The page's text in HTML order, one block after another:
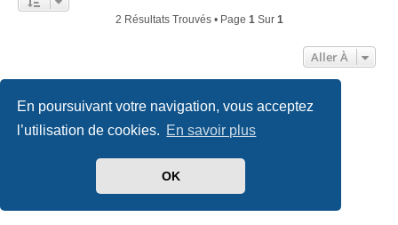
En poursuivant votre navigation, vous acceptez
l’utilisation de cookies. En savoir plus
OK
2 Résultats Trouvés • Page 1Sur 1
Aller À
Accueil Index du forum Nous contacter
phpBB-fr.com
created by INVENTEA & v12mike
Conditions